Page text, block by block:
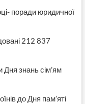
поради юридичної
212 837
знань сім’ям
до Дня пам’яті